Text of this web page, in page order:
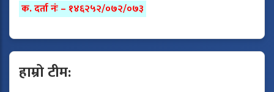
क. दर्ता नंः – १४६२५२/०७२/०७३
हाम्रो टीम: